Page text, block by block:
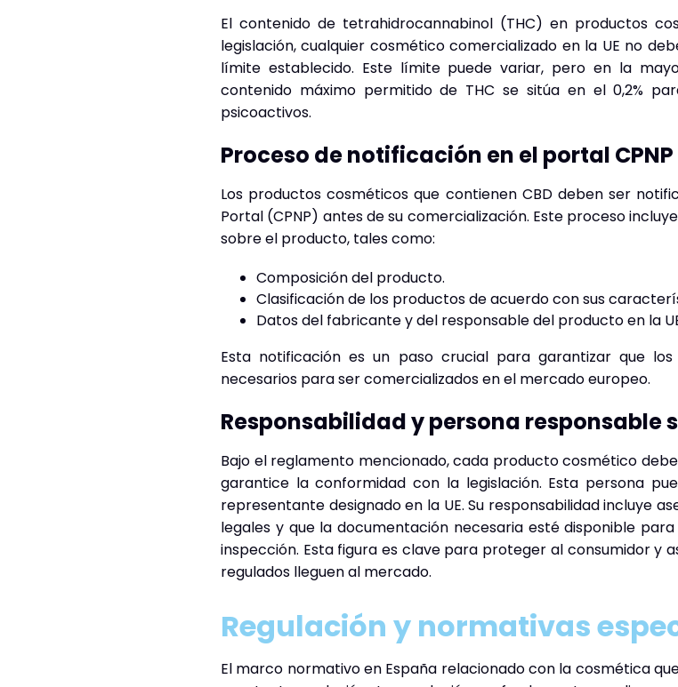
El contenido de tetrahidrocannabinol (THC) en productos
legislación, cualquier cosmético comercializado en la UE no
límite establecido. Este límite puede variar, pero en la
contenido máximo permitido de THC se sitúa en el 0,2%
psicoactivos.
Proceso de notificación en el portal CPNP
Los productos cosméticos que contienen CBD deben ser
Portal (CPNP) antes de su comercialización. Este proceso
sobre el producto, tales como:
Composición del producto.
Clasificación de los productos de acuerdo con sus
Datos del fabricante y del responsable del producto en la
Esta notificación es un paso crucial para garantizar que
necesarios para ser comercializados en el mercado europeo.
Responsabilidad y persona responsable
Bajo el reglamento mencionado, cada producto cosmético
garantice la conformidad con la legislación. Esta persona
representante designado en la UE. Su responsabilidad incluye
legales y que la documentación necesaria esté disponible
inspección. Esta figura es clave para proteger al consumidor y
regulados lleguen al mercado.
Regulación y normativas
El marco normativo en España relacionado con la cosmética